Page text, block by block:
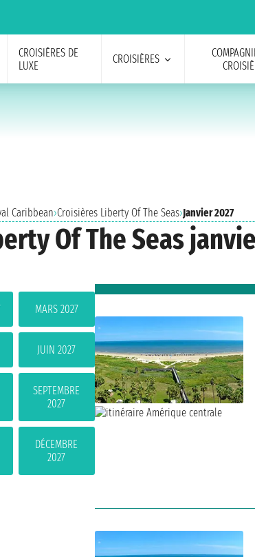
CROISIÈRES DE
LUXE
CROISIÈRES
Caribbean›Croisières Liberty Of The Seas›Janvier 2027
Of The Seas
MARS 2027
JUIN 2027
SEPTEMBRE
2027
DÉCEMBRE
2027